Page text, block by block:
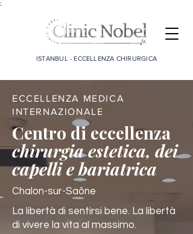
;
ISTANBUL - ECCELLENZA CHIRURGICA
ECCELLENZA MEDICA
INTERNAZIONALE
Centro di eccellenza
chirurgia estetica, dei
capelli e bariatrica
Chalon-sur-Saône
La libertà di sentirsi bene. La libertà
di vivere la vita al massimo.